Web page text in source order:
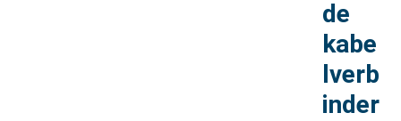
de
kabe
lverb
inder